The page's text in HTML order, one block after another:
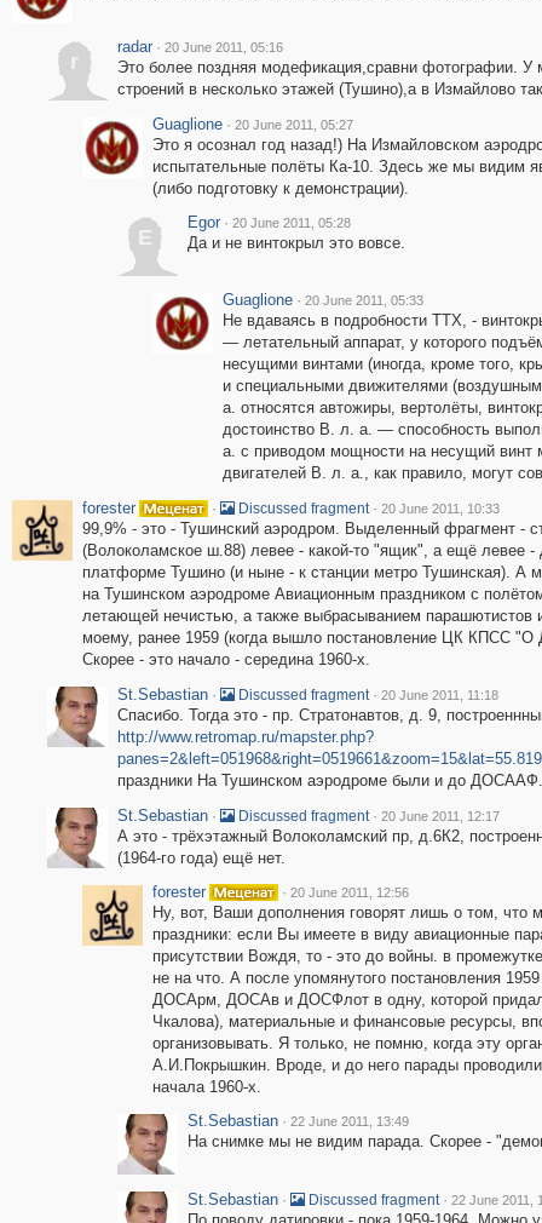
r
radar · 20 June 2011, 05:16
Это более поздняя модефикация,сравни фотографии. У
строений в несколько этажей (Тушино),а в Измайлово
Guaglione · 20 June 2011, 05:27
Это я осознал год назад!) На Измайловском
испытательные полёты Ка-10. Здесь же мы видим
(либо подготовку к демонстрации).
E
Egor · 20 June 2011, 05:28
Да и не винтокрыл это вовсе.
Guaglione · 20 June 2011, 05:33
Не вдаваясь в подробности ТТХ, -
— летательный аппарат, у которого
несущими винтами (иногда, кроме того,
и специальными движителями
а. относятся автожиры, вертолёты,
достоинство В. л. а. — способность
а. с приводом мощности на несущий винт
двигателей В. л. а., как правило, могут
forester
· Discussed fragment · 20 June 2011, 10:33
99,9% - это - Тушинский аэродром. Выделенный фрагмент -
(Волоколамское ш.88) левее - какой-то "ящик", а ещё левее -
платформе Тушино (и ныне - к станции метро Тушинская). А
на Тушинском аэродроме Авиационным праздником с
летающей нечистью, а также выбрасыванием парашютистов
моему, ранее 1959 (когда вышло постановление ЦК КПСС
Скорее - это начало - середина 1960-х.
St.Sebastian · Discussed fragment · 20 June 2011, 11:18
Спасибо. Тогда это - пр. Стратонавтов, д. 9,
http://www.retromap.ru/mapster.php?
праздники На Тушинском аэродроме были и до ДОСААФ.
St.Sebastian · Discussed fragment · 20 June 2011, 12:17
А это - трёхэтажный Волоколамский пр, д.6К2,
(1964-го года) ещё нет.
forester
· 20 June 2011, 12:56
Ну, вот, Ваши дополнения говорят лишь о том, что
праздники: если Вы имеете в виду авиационные
присутствии Вождя, то - это до войны. в
не на что. А после упомянутого постановления
ДОСАрм, ДОСАв и ДОСФлот в одну, которой
Чкалова), материальные и финансовые ресурсы,
организовывать. Я только, не помню, когда эту
А.И.Покрышкин. Вроде, и до него парады
начала 1960-х.
St.Sebastian · 22 June 2011, 13:49
На снимке мы не видим парада. Скорее -
St.Sebastian · Discussed fragment · 22 June 2011,